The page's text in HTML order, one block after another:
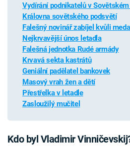
Vydírání podnikatelů v
Královna sovětského podsvětí
Falešný novinář zabíjel kvůli
Nejkrvavější únos letadla
Falešná jednotka Rudé armády
Krvavá sekta kastrátů
Geniální padělatel bankovek
Masový vrah žen a dětí
Přestřelka v letadle
Zasloužilý mučitel
Kdo byl Vladimir